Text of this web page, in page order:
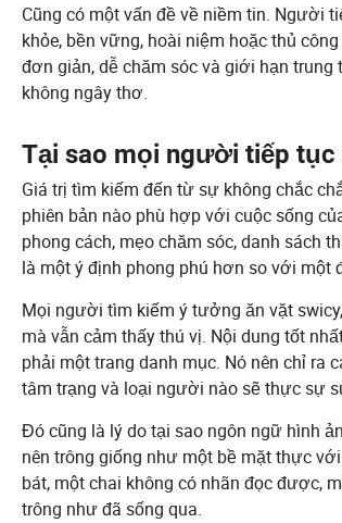
Cũng có một vấn đề về niềm tin. Người
khỏe, bền vững, hoài niệm hoặc thủ
đơn giản, dễ chăm sóc và giới hạn
không ngây thơ.
Tại sao mọi người tiếp tục
Giá trị tìm kiếm đến từ sự không chắc
phiên bản nào phù hợp với cuộc sống
phong cách, mẹo chăm sóc, danh sách
là một ý định phong phú hơn so với
Mọi người tìm kiếm ý tưởng ăn vặt
mà vẫn cảm thấy thú vị. Nội dung tốt
phải một trang danh mục. Nó nên chỉ ra
tâm trạng và loại người nào sẽ thực sự
Đó cũng là lý do tại sao ngôn ngữ hình
nên trông giống như một bề mặt thực
bát, một chai không có nhãn đọc được,
trông như đã sống qua.